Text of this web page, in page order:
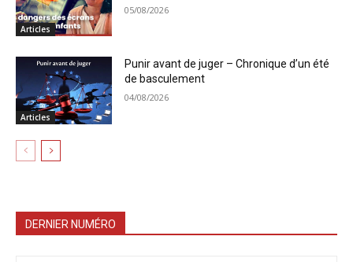
Articles
05/08/2026
Articles
Punir avant de juger – Chronique d’un été
de basculement
04/08/2026
DERNIER NUMÉRO